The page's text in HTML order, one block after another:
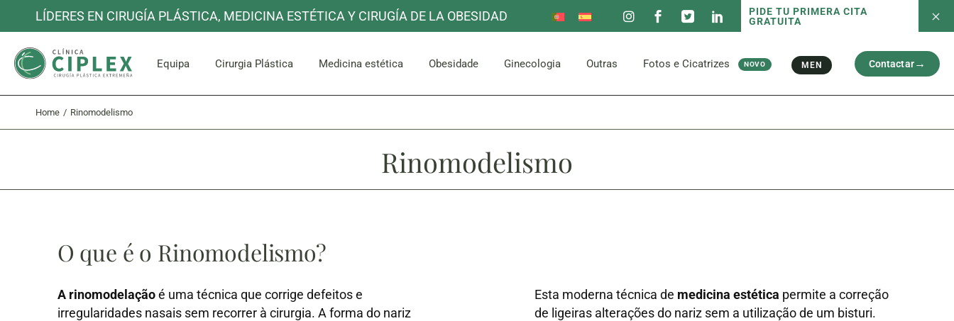
LÍDERES EN CIRUGÍA PLÁSTICA, MEDICINA ESTÉTICA Y CIRUGÍA DE LA OBESIDAD
PIDE TU PRIMERA CITA
GRATUITA
Equipa Cirurgia Plástica
Mama
Abdómen e Glúteos
Medicina estética
Capilar
Obesidade
Bypass gástrico
Ginecologia Outras
Outros Serviços
Fotos e Cicatrizes NOVO
Fotos antes e depois
MEN
Rosto
Contactar
Mama
Braços e Pernas
Redução do estômago
Bypass gástrico
Outros ServiçosFotos antes e depois
Home Rinomodelismo
Rinomodelismo
O que é o Rinomodelismo?
A rinomodelaçãoé uma técnica que corrige defeitos e
irregularidades nasais sem recorrer à cirurgia. A forma do nariz
Esta moderna técnica de medicina estética permite a correção
de ligeiras alterações do nariz sem a utilização de um bisturi.